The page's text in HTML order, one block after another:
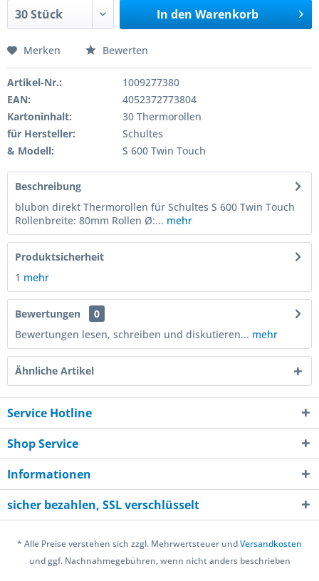
In den Warenkorb
Merken Bewerten
Artikel-Nr.:
1009277380
EAN:
4052372773804
Kartoninhalt:
30 Thermorollen
für Hersteller:
Schultes
& Modell:
S 600 Twin Touch
Beschreibung
blubon direkt Thermorollen für Schultes S 600 Twin Touch
Rollenbreite: 80mm Rollen Ø:... mehr
Produktsicherheit
1 mehr
Bewertungen
0
Bewertungen lesen, schreiben und diskutieren... mehr
Ähnliche Artikel
Service Hotline
Shop Service
Informationen
sicher bezahlen, SSL verschlüsselt
* Alle Preise verstehen sich zzgl. Mehrwertsteuer undVersandkosten
und ggf. Nachnahmegebühren, wenn nicht anders beschrieben